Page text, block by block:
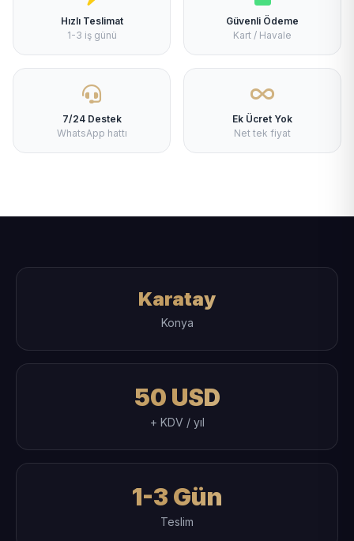
Hızlı Teslimat
1-3 iş günü
Güvenli Ödeme
Kart / Havale
7/24 Destek
WhatsApp hattı
Ek Ücret Yok
Net tek fiyat
Karatay
Konya
50 USD
+ KDV / yıl
1-3 Gün
Teslim